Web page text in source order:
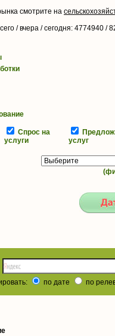
смотрите на
/ вчера /сегодня: 4774940 /
Спрос на
услуги
услуг
по дате по